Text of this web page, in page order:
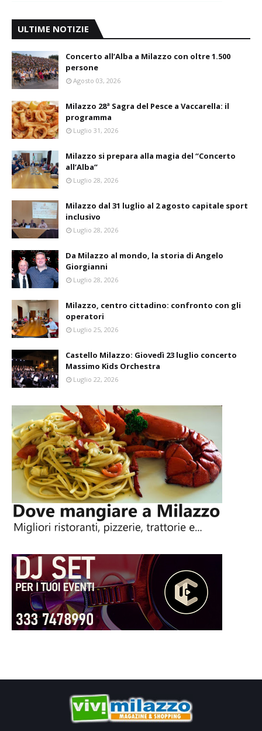
ULTIME NOTIZIE
Concerto all’Alba a Milazzo con oltre 1.500
persone
Agosto 03, 2026
Milazzo 28ª Sagra del Pesce a Vaccarella: il
programma
Luglio 31, 2026
Milazzo si prepara alla magia del “Concerto
all’Alba”
Luglio 28, 2026
Milazzo dal 31 luglio al 2 agosto capitale sport
inclusivo
Luglio 28, 2026
Da Milazzo al mondo, la storia di Angelo
Giorgianni
Luglio 28, 2026
Milazzo, centro cittadino: confronto con gli
operatori
Luglio 25, 2026
Castello Milazzo: Giovedì 23 luglio concerto
Massimo Kids Orchestra
Luglio 22, 2026